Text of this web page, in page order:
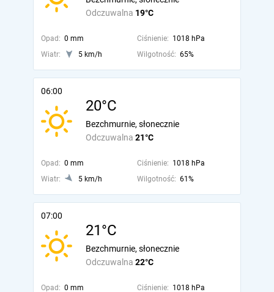
Odczuwalna 19°C
Opad: 0 mm Ciśnienie: 1018 hPa
Wiatr:
5 km/h Wilgotność: 65%
06:00
20°C
Odczuwalna 21°C
Bezchmurnie, słonecznie
Opad: 0 mm Ciśnienie: 1018 hPa
Wiatr:
5 km/h Wilgotność: 61%
07:00
21°C
Odczuwalna 22°C
Bezchmurnie, słonecznie
Opad: 0 mm Ciśnienie: 1018 hPa